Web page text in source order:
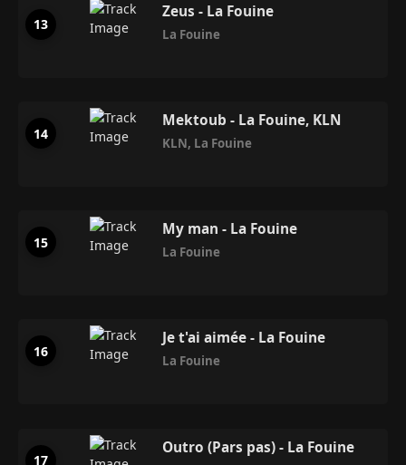
Zeus - La Fouine
La Fouine
Mektoub - La Fouine, KLN
KLN, La Fouine
My man - La Fouine
La Fouine
Je t'ai aimée - La Fouine
La Fouine
Outro (Pars pas) - La Fouine